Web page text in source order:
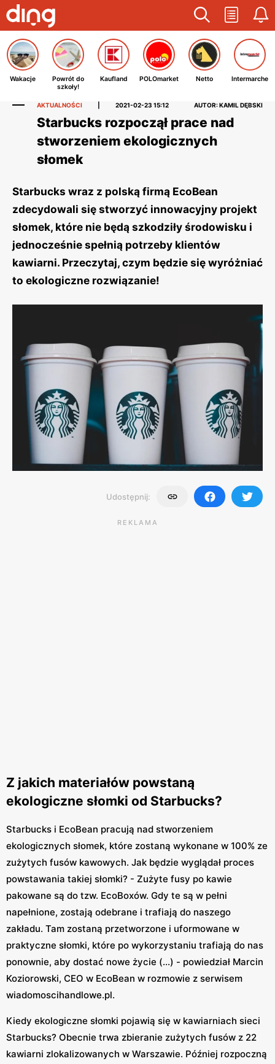
Wakacje
Powrót do
szkoły!
Kaufland POLOmarket Netto Intermarche
AKTUALNOŚCI 2021-02-23 15:12 AUTOR: KAMIL DĘBSKI
Starbucks rozpoczął prace nad
stworzeniem ekologicznych
słomek
Starbucks wraz z polską firmą EcoBean
zdecydowali się stworzyć innowacyjny projekt
słomek, które nie będą szkodziły środowisku i
jednocześnie spełnią potrzeby klientów
kawiarni. Przeczytaj, czym będzie się wyróżniać
to ekologiczne rozwiązanie!
Udostępnij:
REKLAMA
Z jakich materiałów powstaną
ekologiczne słomki od Starbucks?
Starbucks i EcoBean pracują nad stworzeniem
ekologicznych słomek, które zostaną wykonane w 100% ze
zużytych fusów kawowych. Jak będzie wyglądał proces
powstawania takiej słomki? - Zużyte fusy po kawie
pakowane są do tzw. EcoBoxów. Gdy te są w pełni
napełnione, zostają odebrane i trafiają do naszego
zakładu. Tam zostaną przetworzone i uformowane w
praktyczne słomki, które po wykorzystaniu trafiają do nas
ponownie, aby dostać nowe życie (...) - powiedział Marcin
Koziorowski, CEO w EcoBean w rozmowie z serwisem
wiadomoscihandlowe.pl.
Kiedy ekologiczne słomki pojawią się w kawiarniach sieci
Starbucks? Obecnie trwa zbieranie zużytych fusów z 22
kawiarni zlokalizowanych w Warszawie. Później rozpoczną